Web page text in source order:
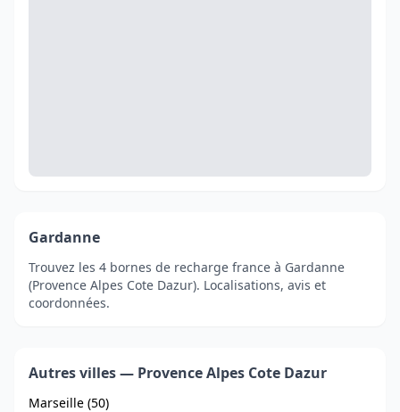
Gardanne
Trouvez les 4 bornes de recharge france à Gardanne
(Provence Alpes Cote Dazur). Localisations, avis et
coordonnées.
Autres villes — Provence Alpes Cote Dazur
Marseille (50)